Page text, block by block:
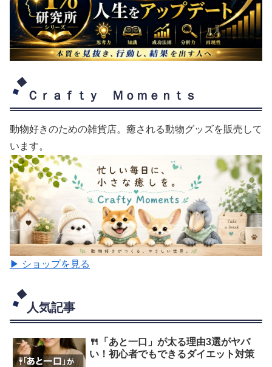
Ｃｒａｆｔｙ Ｍｏｍｅｎｔｓ
動物好きのための雑貨店。癒される動物グッズを販売して
います。
▶ ショップを見る
人気記事
🍴「あと一口」が太る理由3選がヤバ
い！初心者でもできるダイエット対策